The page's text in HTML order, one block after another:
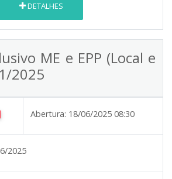
DETALHES
ME e EPP (Local e
2025
Abertura: 18/06/2025 08:30
2025